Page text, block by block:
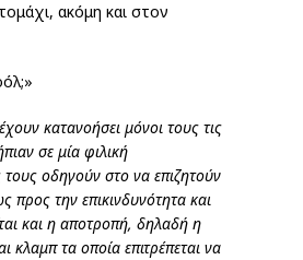
ακόμη και στον
κατανοήσει μόνοι τους τις
σε μία φιλική
οδηγούν στο να επιζητούν
προς την επικινδυνότητα και
και η αποτροπή, δηλαδή η
τα οποία επιτρέπεται να